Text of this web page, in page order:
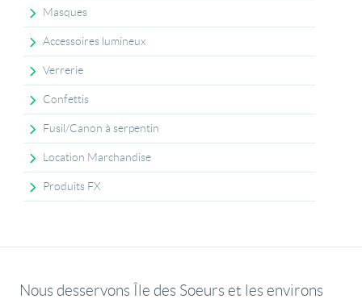
Masques
Accessoires lumineux
Verrerie
Confettis
Fusil/Canon à serpentin
Location Marchandise
Produits FX
Nous desservons Île des Soeurs et les environs